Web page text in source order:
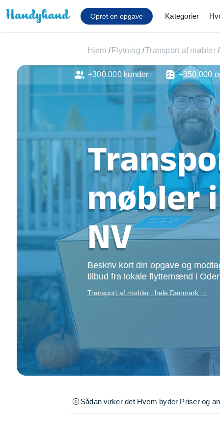
Opret en opgave Kategorier
Affaldsfjernelse
Afhentning af
Anlæg af terrasse
Cykel reparation
Flyttehjælp
Gulvlaminering
Hårde hvidevare
Hjælp til mobil, pc,
Installation af
Møbelsamling og
Ophængning af
Opsætning af
Tømrer
Underholdning
Se alle...
Hjem / Flytning /Transport af møbler /
møbler
NV
Beskriv kort din opgave og
tilbud fra lokale flyttemænd i
Transport af møbler i hele Danmark →
+300.000 kunder +350.000
Sådan virker det Hvem byder Priser og